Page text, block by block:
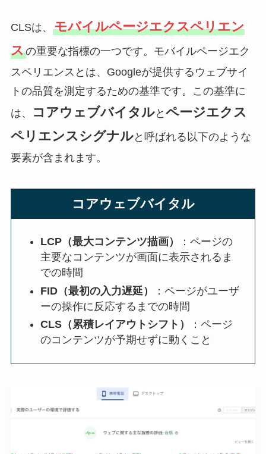
CLSは、 モバイルページエクスペリエン
スの重要な指標の一つです。モバイルページエク
スペリエンスとは、Googleが提供するウェブサイ
トの品質を測定するための基準です。この基準に
は、
コアウェブバイタルと ページエクス
ペリエンスシグナルと呼ばれる以下のような
要素が含まれます。
コアウェブバイタル
LCP（最大コンテンツ描画）
：ページの
主要なコンテンツが画面に表示されるま
での時間
FID（最初の入力遅延）
：ページがユーザ
ーの操作に反応するまでの時間
CLS（累積レイアウトシフト）
：ページ
のコンテンツが予期せずに動くこと